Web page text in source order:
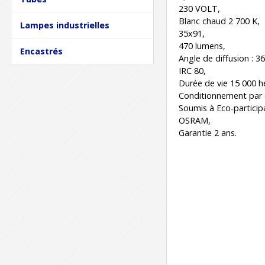
Lampes industrielles
Encastrés
230 VOLT,
Blanc chaud 2 700 K,
35x91,
470 lumens,
Angle de diffusion :
IRC 80,
Durée de vie 15 000
Conditionnement par
Soumis à Eco-
OSRAM,
Garantie 2 ans.